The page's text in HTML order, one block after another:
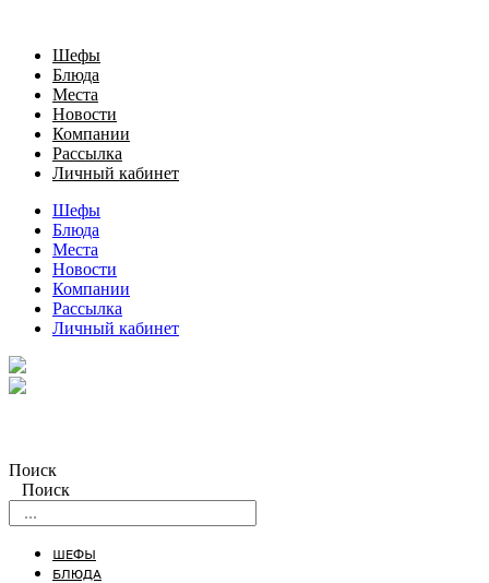
Шефы
Блюда
Места
Новости
Компании
Рассылка
Личный кабинет
Шефы
Блюда
Места
Новости
Компании
Рассылка
Личный кабинет
Поиск
Поиск
ШЕФЫ
БЛЮДА